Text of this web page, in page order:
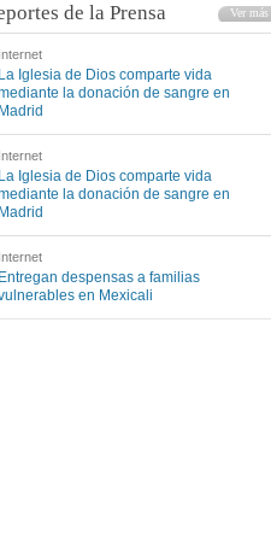
de la Prensa
Internet
La Iglesia de Dios comparte vida
la donación de sangre en
Madrid
Internet
La Iglesia de Dios comparte vida
la donación de sangre en
Madrid
Internet
Entregan despensas a familias
en Mexicali